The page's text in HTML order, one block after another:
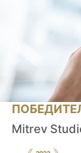
Mitrev